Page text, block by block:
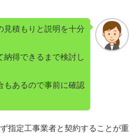
見積もりと説明を十分
納得できるまで検討し
もあるので事前に確認
指定工事業者と契約することが重